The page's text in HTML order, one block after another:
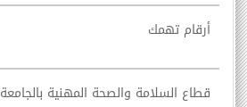
أرقام تهمك
قطاع السلامة والصحة المهنية بالجامعة